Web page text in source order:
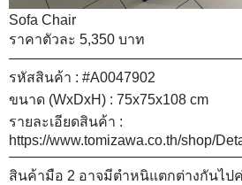
Sofa Chair
ราคาตัวละ 5,350 บาท
รหัสสินค้า : #A0047902
ขนาด (WxDxH) : 75x75x108 cm
รายละเอียดสินค้า :
https://www.tomizawa.co.th/shop/
สินค้ามือ 2 อาจมีตำหนิแตกต่างกันไป